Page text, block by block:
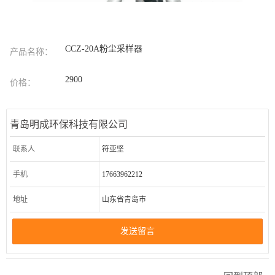
产品名称： CCZ-20A粉尘采样器
价格： 2900
青岛明成环保科技有限公司
联系人 符亚坚
手机 17663962212
地址 山东省青岛市
发送留言